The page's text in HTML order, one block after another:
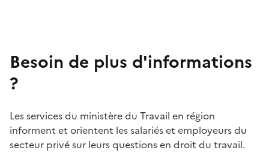
Besoin de plus d'informations
?
Les services du ministère du Travail en région
informent et orientent les salariés et employeurs du
secteur privé sur leurs questions en droit du travail.